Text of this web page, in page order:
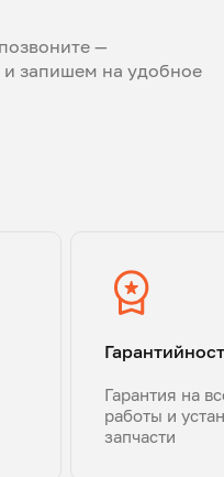
—
запишем на удобное
Гарантия на
работы и
запчасти